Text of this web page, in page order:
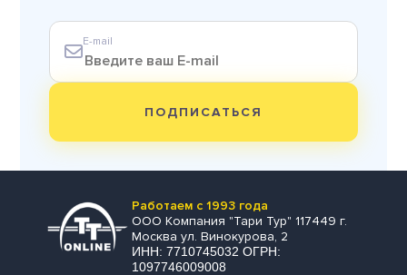
E-mail
ПОДПИСАТЬСЯ
Работаем с 1993 года
ООО Компания "Тари Тур" 117449 г.
Москва ул. Винокурова, 2
ИНН: 7710745032 ОГРН:
1097746009008